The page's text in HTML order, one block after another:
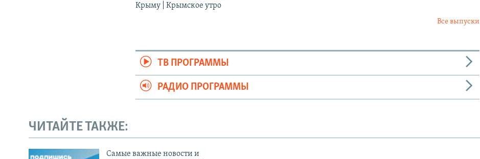
Крыму | Крымское утро
Все выпуски
ТВ ПРОГРАММЫ
РАДИО ПРОГРАММЫ
ЧИТАЙТЕ ТАКЖЕ:
Cамые важные новости и